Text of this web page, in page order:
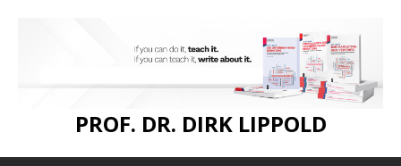
PROF. DR. DIRK LIPPOLD